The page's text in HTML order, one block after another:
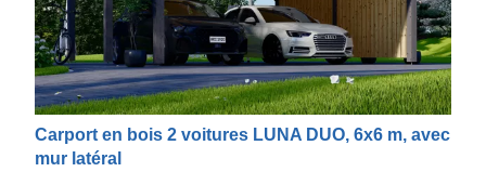
Carport en bois 2 voitures LUNA DUO, 6x6 m, avec
mur latéral